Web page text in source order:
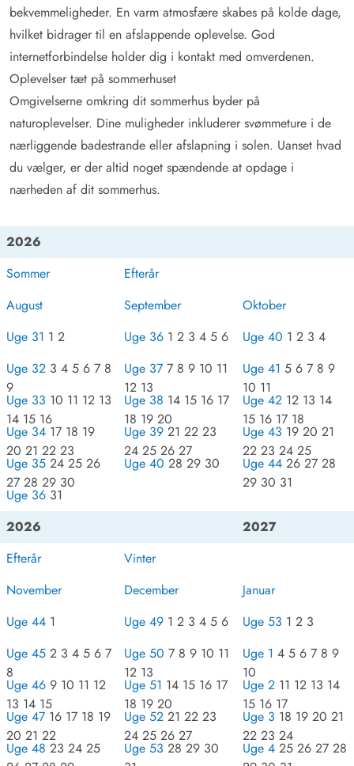
bekvemmeligheder. En varm atmosfære skabes på kolde dage,
hvilket bidrager til en afslappende oplevelse. God
internetforbindelse holder dig i kontakt med omverdenen.
Oplevelser tæt på sommerhuset
Omgivelserne omkring dit sommerhus byder på
naturoplevelser. Dine muligheder inkluderer svømmeture i de
nærliggende badestrande eller afslapning i solen. Uanset hvad
du vælger, er der altid noget spændende at opdage i
nærheden af dit sommerhus.
2026
Sommer
August
Uge 31 1 2
Uge 32 3 4 5 6 7 8
9
Uge 33 10 11 12 13
14 15 16
Uge 34 17 18 19
20 21 22 23
Uge 35 24 25 26
27 28 29 30
Uge 36 31
Efterår
September
Uge 36 1 2 3 4 5 6
Uge 37 7 8 9 10 11
12 13
Uge 38 14 15 16 17
18 19 20
Uge 39 21 22 23
24 25 26 27
Uge 40 28 29 30
Oktober
Uge 40 1 2 3 4
Uge 41 5 6 7 8 9
10 11
Uge 42 12 13 14
15 16 17 18
Uge 43 19 20 21
22 23 24 25
Uge 44 26 27 28
29 30 31
2026
Efterår
November
Uge 44 1
Uge 45 2 3 4 5 6 7
8
Uge 46 9 10 11 12
13 14 15
Uge 47 16 17 18 19
20 21 22
Uge 48 23 24 25
Vinter
December
Uge 49 1 2 3 4 5 6
Uge 50 7 8 9 10 11
12 13
Uge 51 14 15 16 17
18 19 20
Uge 52 21 22 23
24 25 26 27
Uge 53 28 29 30
2027
Januar
Uge 53 1 2 3
Uge 1 4 5 6 7 8 9
10
Uge 2 11 12 13 14
15 16 17
Uge 3 18 19 20 21
22 23 24
Uge 4 25 26 27 28